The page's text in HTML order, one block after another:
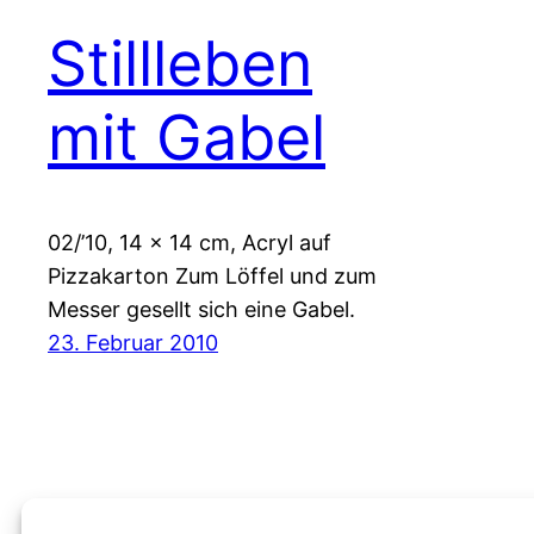
Stillleben
mit Gabel
02/’10, 14 x 14 cm, Acryl auf
Pizzakarton Zum Löffel und zum
Messer gesellt sich eine Gabel.
23. Februar 2010